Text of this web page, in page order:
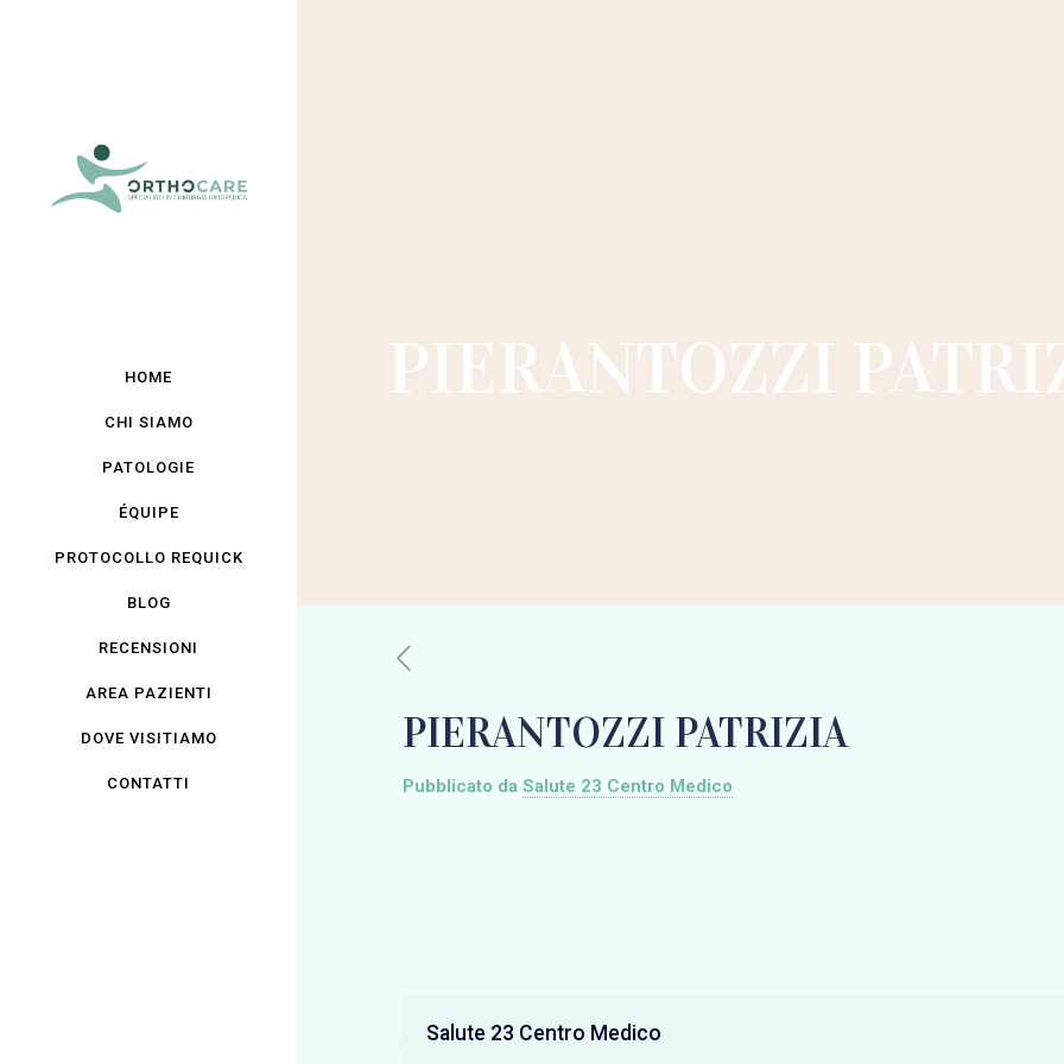
HOME
CHI SIAMO
PATOLOGIE
ÉQUIPE
PROTOCOLLO REQUICK
BLOG
RECENSIONI
AREA PAZIENTI
DOVE VISITIAMO
CONTATTI
PIERANTOZZI
PIERANTOZZI PATRIZIA
Pubblicato da Salute 23 Centro Medico
Salute 23 Centro Medico